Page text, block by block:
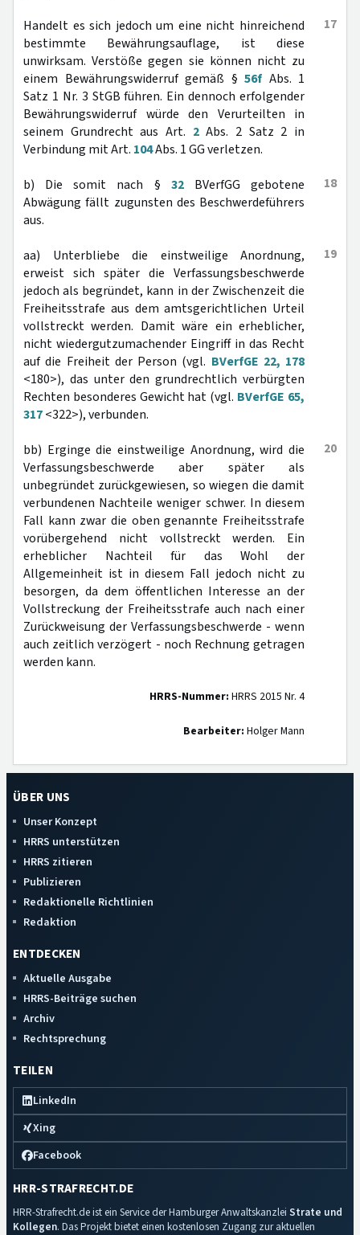
17
Handelt es sich jedoch um eine nicht hinreichend
bestimmte Bewährungsauflage, ist diese
unwirksam. Verstöße gegen sie können nicht zu
einem Bewährungswiderruf gemäß § 56f Abs. 1
Satz 1 Nr. 3 StGB führen. Ein dennoch erfolgender
Bewährungswiderruf würde den Verurteilten in
seinem Grundrecht aus Art. 2Abs. 2 Satz 2 in
Verbindung mit Art. 104Abs. 1 GG verletzen.
18
b) Die somit nach § 32BVerfGG gebotene
Abwägung fällt zugunsten des Beschwerdeführers
aus.
19
aa) Unterbliebe die einstweilige Anordnung,
erweist sich später die Verfassungsbeschwerde
jedoch als begründet, kann in der Zwischenzeit die
Freiheitsstrafe aus dem amtsgerichtlichen Urteil
vollstreckt werden. Damit wäre ein erheblicher,
nicht wiedergutzumachender Eingriff in das Recht
auf die Freiheit der Person (vgl. BVerfGE 22, 178
<180>), das unter den grundrechtlich verbürgten
Rechten besonderes Gewicht hat (vgl. BVerfGE 65,
317<322>), verbunden.
20
bb) Erginge die einstweilige Anordnung, wird die
Verfassungsbeschwerde aber später als
unbegründet zurückgewiesen, so wiegen die damit
verbundenen Nachteile weniger schwer. In diesem
Fall kann zwar die oben genannte Freiheitsstrafe
vorübergehend nicht vollstreckt werden. Ein
erheblicher Nachteil für das Wohl der
Allgemeinheit ist in diesem Fall jedoch nicht zu
besorgen, da dem öffentlichen Interesse an der
Vollstreckung der Freiheitsstrafe auch nach einer
Zurückweisung der Verfassungsbeschwerde - wenn
auch zeitlich verzögert - noch Rechnung getragen
werden kann.
HRRS-Nummer: HRRS 2015 Nr. 4
Bearbeiter: Holger Mann
ÜBER UNS
Unser Konzept
HRRS unterstützen
HRRS zitieren
Publizieren
Redaktionelle Richtlinien
Redaktion
ENTDECKEN
Aktuelle Ausgabe
HRRS-Beiträge suchen
Archiv
Rechtsprechung
TEILEN
LinkedIn
Xing
Facebook
HRR-STRAFRECHT.DE
HRR-Strafrecht.de ist ein Service der Hamburger Anwaltskanzlei Strate und
Kollegen. Das Projekt bietet einen kostenlosen Zugang zur aktuellen